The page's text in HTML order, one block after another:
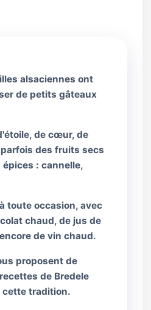
alsaciennes ont
de petits gâteaux
de cœur, de
des fruits secs
: cannelle,
toute occasion, avec
chaud, de jus de
de vin chaud.
proposent de
de Bredele
cette tradition.